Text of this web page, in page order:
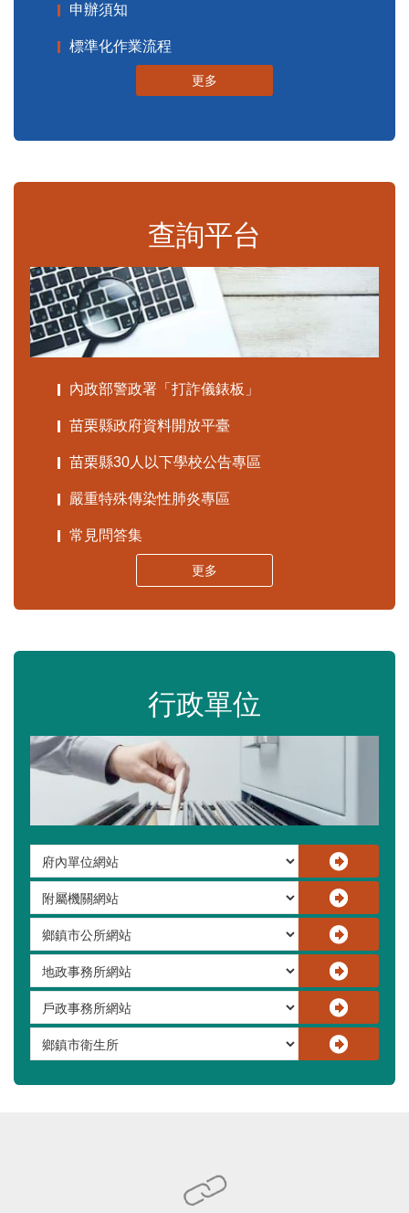
申辦須知
標準化作業流程
更多
查詢平台
內政部警政署「打詐儀錶板」
苗栗縣政府資料開放平臺
苗栗縣30人以下學校公告專區
嚴重特殊傳染性肺炎專區
常見問答集
更多
行政單位